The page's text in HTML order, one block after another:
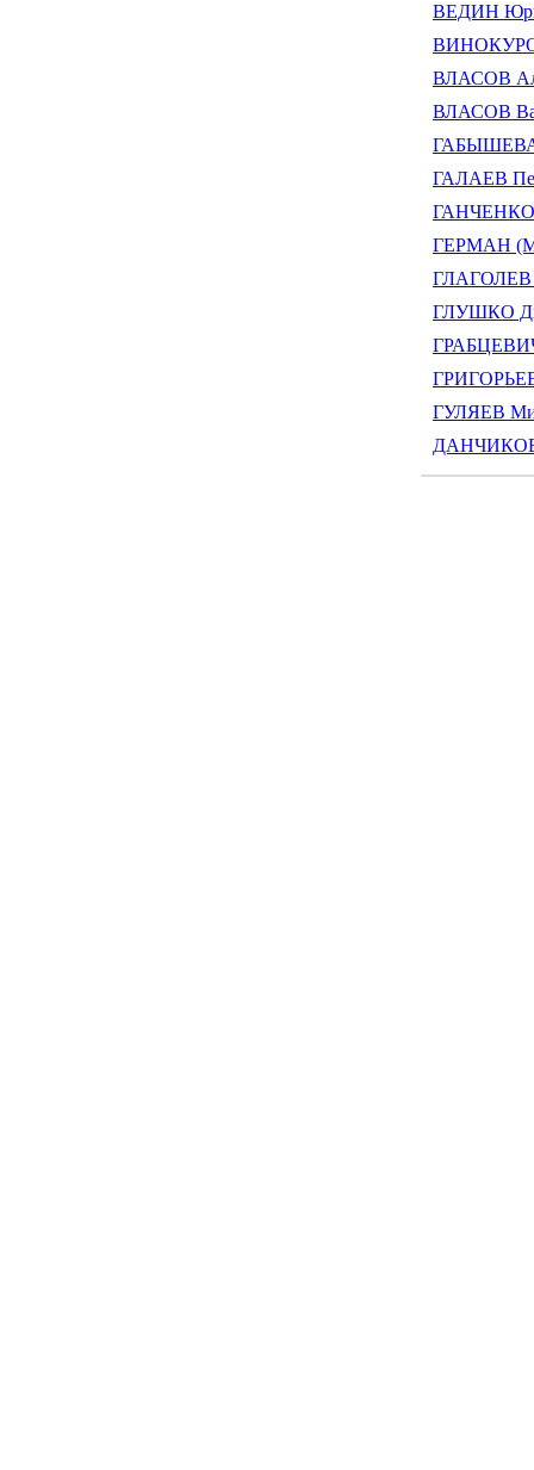
ВЕДИН
ВЛАСОВ
ВЛАСОВ
ГАБЫШЕВА
ГАЛАЕВ
ГАНЧЕНКО
ГЕРМАН
ГЛАГОЛЕВ
ГЛУШКО
ГРИГОРЬЕВ
ГУЛЯЕВ